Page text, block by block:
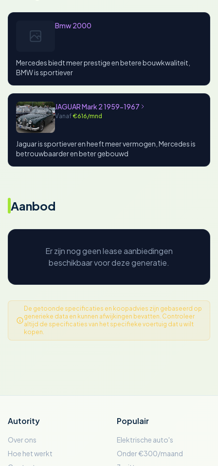
Bmw 2000
Mercedes biedt meer prestige en betere bouwkwaliteit,
BMW is sportiever
JAGUAR Mark 2 1959-1967
Vanaf€616/mnd
Jaguar is sportiever en heeft meer vermogen, Mercedes is
betrouwbaarder en beter gebouwd
Aanbod
Er zijn nog geen lease aanbiedingen
beschikbaar voor deze generatie.
De getoonde specificaties en koopadvies zijn gebaseerd op
generieke data en kunnen afwijkingen bevatten. Controleer
altijd de specificaties van het specifieke voertuig dat u wilt
kopen.
Autority
Over ons
Hoe het werkt
Populair
Elektrische auto's
Onder €300/maand